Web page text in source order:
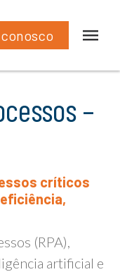
eficiência,
(RPA),
artificial e